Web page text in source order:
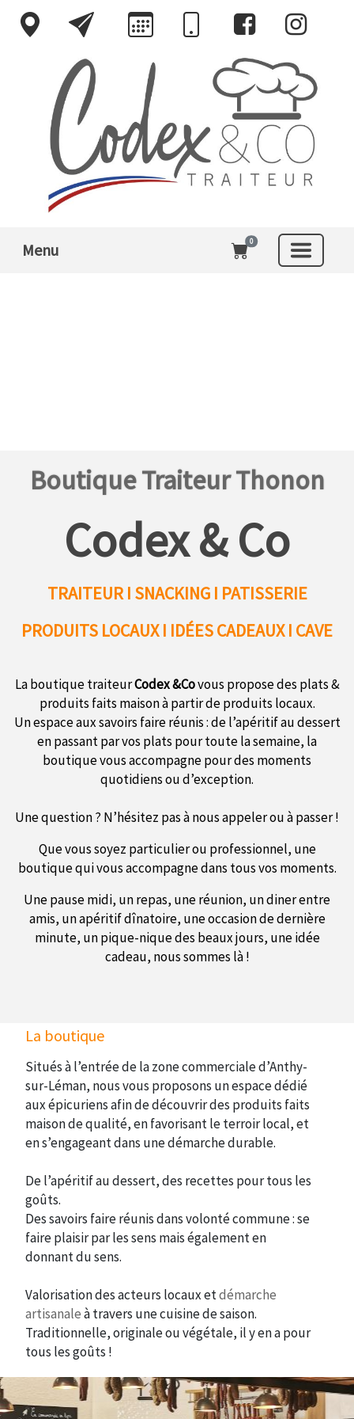
Menu 0
Boutique Traiteur Thonon
Codex & Co
TRAITEUR I SNACKING I PATISSERIE
PRODUITS LOCAUXI IDÉES CADEAUX I CAVE
La boutique traiteurCodex &Covous propose des plats &
produits faits maison à partir de produits locaux.
Un espace aux savoirs faire réunis : de l’apéritif au dessert
en passant par vos plats pour toute la semaine, la
boutique vous accompagne pour des moments
quotidiens ou d’exception.
Une question ? N’hésitez pas à nous appeler ou à passer !
Que vous soyez particulier ou professionnel, une
boutique qui vous accompagne dans tous vos moments.
Une pause midi, un repas, une réunion, un diner entre
amis, un apéritif dînatoire, une occasion de dernière
minute, un pique-nique des beaux jours, une idée
cadeau, nous sommes là !
La boutique
Situés à l’entrée de la zone commerciale d’Anthy-
sur-Léman, nous vous proposons un espace dédié
aux épicuriens afin de découvrir des produits faits
maison de qualité, en favorisant le terroir local, et
en s’engageant dans une démarche durable.
De l’apéritif au dessert, des recettes pour tous les
goûts.
Des savoirs faire réunis dans volonté commune : se
faire plaisir par les sens mais également en
donnant du sens.
Valorisation des acteurs locaux etdémarche
artisanaleà travers une cuisine de saison.
Traditionnelle, originale ou végétale, il y en a pour
tous les goûts !